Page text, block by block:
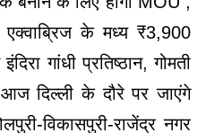
के मध्य ₹3,900
गांधी प्रतिष्ठान, गोमती
दिल्ली के दौरे पर जाएंगे
विकासपुरी-राजेंद्र नगर